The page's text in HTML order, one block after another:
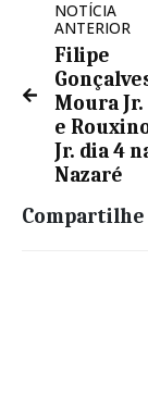
NOTÍCIA
ANTERIOR
Filipe
Moura Jr.
e
Jr. dia 4
Nazaré